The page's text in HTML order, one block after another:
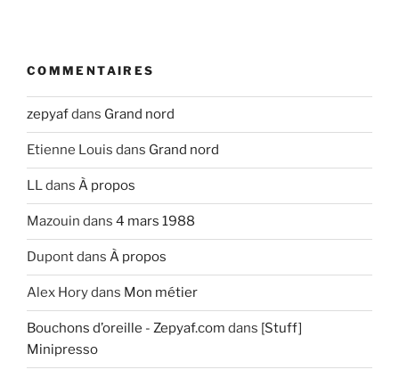
COMMENTAIRES
zepyafdans Grand nord
Etienne Louis dans Grand nord
LLdans À propos
Mazouin dans 4 mars 1988
Dupontdans À propos
Alex Horydans Mon métier
Bouchons d’oreille - Zepyaf.com dans [Stuff]
Minipresso